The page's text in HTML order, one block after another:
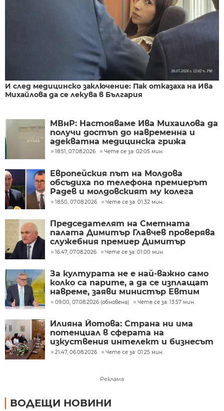
И след медицинско заключение: Пак отказаха на Ива
Михайлова да се лекува в България
МВнР: Настояваме Ива Михаилова да
получи достъп до навременна и
адекватна медицинска грижа
18:51, 07.08.2026 Чете се за: 02:05 мин.
Европейския път на Молдова
обсъдиха по телефона премиерът
Радев и молдовският му колега
Тофан
18:50, 07.08.2026 Чете се за: 01:32 мин.
Председателят на Сметната
палата Димитър Главчев проверява
служебния премиер Димитър
Главчев?
16:47, 07.08.2026 Чете се за: 01:00 мин.
За културата не е най-важно само
колко са парите, а да се изплащат
навреме, заяви министър Евтим
Милошев
09:00, 07.08.2026 (обновена) Чете се за: 13:57 мин.
Илияна Йотова: Страна ни има
потенциал в сферата на
изкуствения интелект и бизнесът
забелязва тези перспективи
21:47, 06.08.2026 Чете се за: 01:25 мин.
Реклама
ВОДЕЩИ НОВИНИ